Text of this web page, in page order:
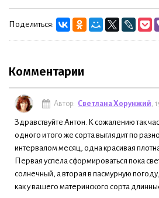
Поделиться:
Комментарии
Автор: Светлана Хорунжий ,
Здравствуйте Антон. К сожалению так
одного и того же сорта выглядит по
интервалом месяц, одна красивая
Первая успела сформироваться пока
солнечный, а вторая в пасмурную
как у вашего материнского сорта